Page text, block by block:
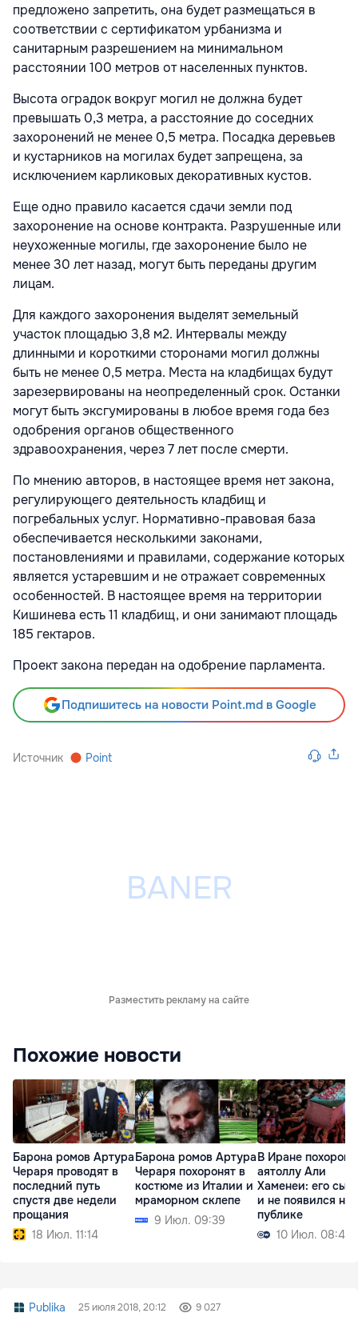
предложено запретить, она будет размещаться в
соответствии с сертификатом урбанизма и
санитарным разрешением на минимальном
расстоянии 100 метров от населенных пунктов.
Высота оградок вокруг могил не должна будет
превышать 0,3 метра, а расстояние до соседних
захоронений не менее 0,5 метра. Посадка деревьев
и кустарников на могилах будет запрещена, за
исключением карликовых декоративных кустов.
Еще одно правило касается сдачи земли под
захоронение на основе контракта. Разрушенные или
неухоженные могилы, где захоронение было не
менее 30 лет назад, могут быть переданы другим
лицам.
Для каждого захоронения выделят земельный
участок площадью 3,8 м2. Интервалы между
длинными и короткими сторонами могил должны
быть не менее 0,5 метра. Места на кладбищах будут
зарезервированы на неопределенный срок. Останки
могут быть эксгумированы в любое время года без
одобрения органов общественного
здравоохранения, через 7 лет после смерти.
По мнению авторов, в настоящее время нет закона,
регулирующего деятельность кладбищ и
погребальных услуг. Нормативно-правовая база
обеспечивается несколькими законами,
постановлениями и правилами, содержание которых
является устаревшим и не отражает современных
особенностей. В настоящее время на территории
Кишинева есть 11 кладбищ, и они занимают площадь
185 гектаров.
Проект закона передан на одобрение парламента.
Подпишитесь на новости Point.md в Google
Источник Point
Разместить рекламу на сайте
Похожие новости
Барона ромов Артура
Чераря проводят в
последний путь
спустя две недели
прощания
18 Июл. 11:14
Барона ромов Артура
Чераря похоронят в
костюме из Италии и
мраморном склепе
9 Июл. 09:39
В Иране
аятоллу Али
Хаменеи: его сын
и не появился на
публике
10 Июл. 08:42
Publika 25 июля 2018, 20:12 9 027